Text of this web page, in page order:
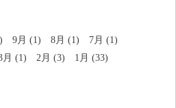
9月 (1) 8月 (1)
7月 (1)
月 (1) 2月 (3) 1月 (33)